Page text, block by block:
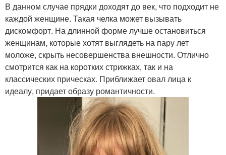
В данном случае прядки доходят до век, что подходит не
каждой женщине. Такая челка может вызывать
дискомфорт. На длинной форме лучше остановиться
женщинам, которые хотят выглядеть на пару лет
моложе, скрыть несовершенства внешности. Отлично
смотрится как на коротких стрижках, так и на
классических прическах. Приближает овал лица к
идеалу, придает образу романтичности.